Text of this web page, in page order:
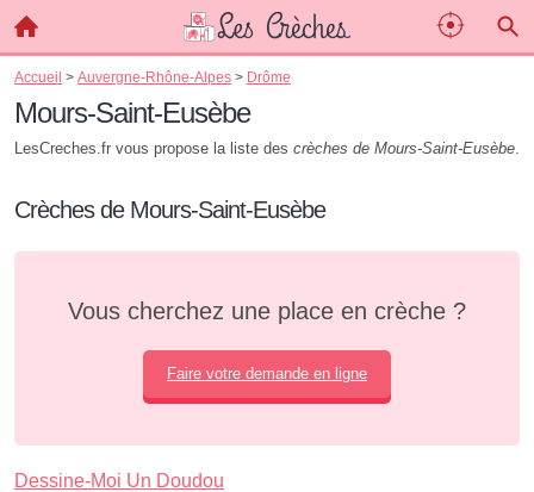
Accueil > Auvergne-Rhône-Alpes > Drôme
Mours-Saint-Eusèbe
LesCreches.fr vous propose la liste des crèches de Mours-Saint-Eusèbe.
Crèches de Mours-Saint-Eusèbe
Vous cherchez une place en crèche ?
Faire votre demande en ligne
Dessine-Moi Un Doudou